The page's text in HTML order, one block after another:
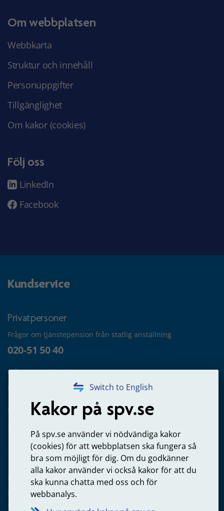
Switch to English
Kakor på spv.se
På spv.se använder vi nödvändiga kakor
(cookies) för att webbplatsen ska fungera så
bra som möjligt för dig. Om du godkänner
alla kakor använder vi också kakor för att du
ska kunna chatta med oss och för
webbanalys.
Om webbplatsen
Webbkarta
Struktur och innehåll
Personuppgifter
Tillgänglighet
Om kakor (cookies)
Följ oss
LinkedIn
Facebook
Kundservice
Privatpersoner
Frågor om tjänstepension från statlig anställning
020-51 50 40
Frågor om utbetalning
020-65 00 65
Kontakta oss
Arbetsgivare
Frågor om administration av tjänstepension från statlig
anställning